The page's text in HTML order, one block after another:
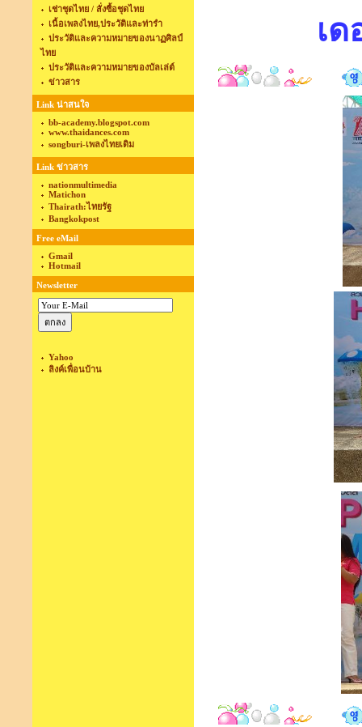
เช่าชุดไทย / สั่งซื้อชุดไทย
เนื้อเพลงไทย,ประวัติและท่ารำ
ประวัติและความหมายของนาฏศิลป์
ไทย
ประวัติและความหมายของบัลเล่ต์
ข่าวสาร
Link น่าสนใจ
bb-academy.blogspot.com
www.thaidances.com
songburi-เพลงไทยเดิม
Link ข่าวสาร
nationmultimedia
Matichon
Thairath:ไทยรัฐ
Bangkokpost
Free eMail
Gmail
Hotmail
Newsletter
Yahoo
ลิงค์เพื่อนบ้าน
เ